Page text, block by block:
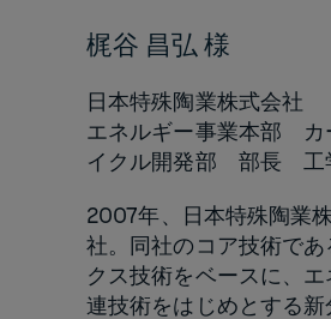
梶谷 昌弘 様
日本特殊陶業株式会社
エネルギー事業本部 カ
イクル開発部 部長 工
2007年、日本特殊陶業
社。同社のコア技術であ
クス技術をベースに、
連技術をはじめとする